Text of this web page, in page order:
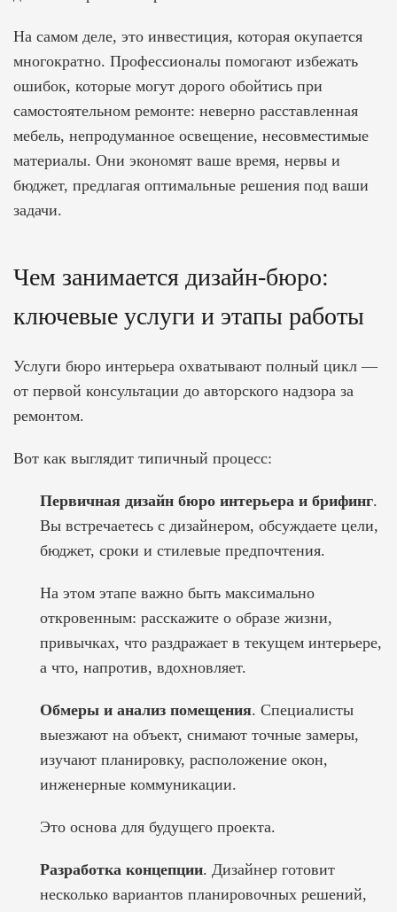
На самом деле, это инвестиция, которая окупается
многократно. Профессионалы помогают избежать
ошибок, которые могут дорого обойтись при
самостоятельном ремонте: неверно расставленная
мебель, непродуманное освещение, несовместимые
материалы. Они экономят ваше время, нервы и
бюджет, предлагая оптимальные решения под ваши
задачи.
Чем занимается дизайн-бюро:
ключевые услуги и этапы работы
Услуги бюро интерьера охватывают полный цикл —
от первой консультации до авторского надзора за
ремонтом.
Вот как выглядит типичный процесс:
Первичная дизайн бюро интерьера и брифинг.
Вы встречаетесь с дизайнером, обсуждаете цели,
бюджет, сроки и стилевые предпочтения.
На этом этапе важно быть максимально
откровенным: расскажите о образе жизни,
привычках, что раздражает в текущем интерьере,
а что, напротив, вдохновляет.
Обмеры и анализ помещения. Специалисты
выезжают на объект, снимают точные замеры,
изучают планировку, расположение окон,
инженерные коммуникации.
Это основа для будущего проекта.
Разработка концепции. Дизайнер готовит
несколько вариантов планировочных решений,